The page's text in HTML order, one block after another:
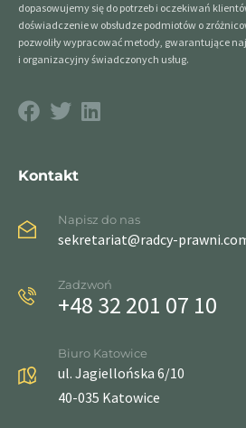
dopasowujemy się do potrzeb i oczekiwań
doświadczenie w obsłudze podmiotów o
pozwoliły wypracować metody, gwarantujące
i organizacyjny świadczonych usług.
Kontakt
Napisz do nas
sekretariat@radcy-
Zadzwoń
+48 32 201 07 10
Biuro Katowice
ul. Jagiellońska 6/10
40-035 Katowice